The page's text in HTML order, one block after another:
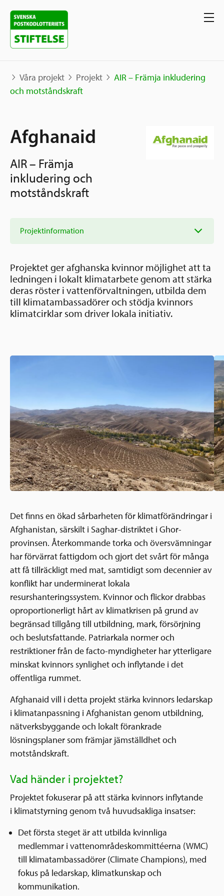
Projekt
Karta
Berättelser
Våra stöd
Sverige och övriga världen
Grannskapsinitiativet
Sök stöd
Ansökningsguide
Sverige och övriga världen
Hur vi arbetar
Verksamhetsberättelser & årsredovisningar
Medarbetare & styrelse
Kontakt
Postkodlotteriet
SV
Våra projekt Projekt
AIR – Främja inkludering
och motståndskraft
Afghanaid
AIR – Främja
inkludering och
motståndskraft
Projektinformation
Projektet ger afghanska kvinnor möjlighet att ta
ledningen i lokalt klimatarbete genom att stärka
deras röster i vattenförvaltningen, utbilda dem
till klimatambassadörer och stödja kvinnors
klimatcirklar som driver lokala initiativ.
Det finns en ökad sårbarheten för klimatförändringar i
Afghanistan, särskilt i Saghar-distriktet i Ghor-
provinsen. Återkommande torka och översvämningar
har förvärrat fattigdom och gjort det svårt för många
att få tillräckligt med mat, samtidigt som decennier av
konflikt har underminerat lokala
resurshanteringssystem. Kvinnor och flickor drabbas
oproportionerligt hårt av klimatkrisen på grund av
begränsad tillgång till utbildning, mark, försörjning
och beslutsfattande. Patriarkala normer och
restriktioner från de facto-myndigheter har ytterligare
minskat kvinnors synlighet och inflytande i det
offentliga rummet.
Afghanaid vill i detta projekt stärka kvinnors ledarskap
i klimatanpassning i Afghanistan genom utbildning,
nätverksbyggande och lokalt förankrade
lösningsplaner som främjar jämställdhet och
motståndskraft.
Vad händer i projektet?
Projektet fokuserar på att stärka kvinnors inflytande
i klimatstyrning genom två huvudsakliga insatser:
Det första steget är att utbilda kvinnliga
medlemmar i vattenområdeskommittéerna (WMC)
till klimatambassadörer (Climate Champions), med
fokus på ledarskap, klimatkunskap och
kommunikation.